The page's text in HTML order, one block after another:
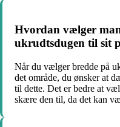
Hvordan vælger
ukrudtsdugen til sit
Når du vælger bredde på
det område, du ønsker at
til dette. Det er bedre at
skære den til, da det kan